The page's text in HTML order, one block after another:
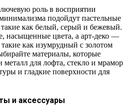
роль в восприятии
подойдут пастельные
как белый, серый и бежевый.
насыщенные цвета, а арт-деко —
как изумрудный с золотом
материалы, которые
металл для лофта, стекло и мрамор
и гладкие поверхности для
и аксессуары